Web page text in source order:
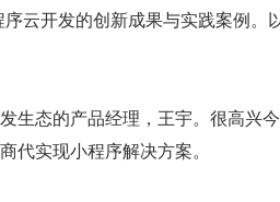
云开发的创新成果与实践案例
生态的产品经理，王宇。很高兴
代实现小程序解决方案。